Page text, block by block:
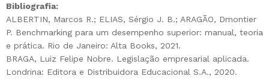
Bibliografia:
ALBERTIN, Marcos R.; ELIAS, Sérgio J. B.; ARAGÃO, Dmontier
P. Benchmarking para um desempenho superior: manual, teoria
e prática. Rio de Janeiro: Alta Books, 2021.
BRAGA, Luiz Felipe Nobre. Legislação empresarial aplicada.
Londrina: Editora e Distribuidora Educacional S.A., 2020.